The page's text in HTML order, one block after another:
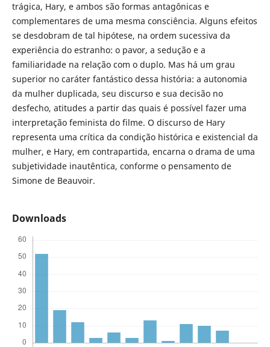
trágica, Hary, e ambos são formas antagônicas e
complementares de uma mesma consciência. Alguns efeitos
se desdobram de tal hipótese, na ordem sucessiva da
experiência do estranho: o pavor, a sedução e a
familiaridade na relação com o duplo. Mas há um grau
superior no caráter fantástico dessa história: a autonomia
da mulher duplicada, seu discurso e sua decisão no
desfecho, atitudes a partir das quais é possível fazer uma
interpretação feminista do filme. O discurso de Hary
representa uma crítica da condição histórica e existencial da
mulher, e Hary, em contrapartida, encarna o drama de uma
subjetividade inautêntica, conforme o pensamento de
Simone de Beauvoir.
Downloads